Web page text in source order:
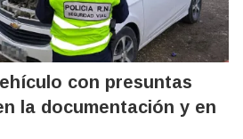
con presuntas
la documentación y en